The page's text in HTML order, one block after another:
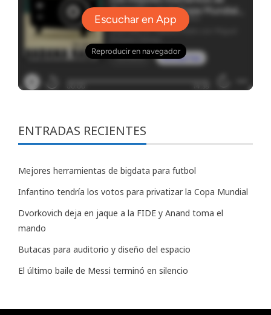
ENTRADAS RECIENTES
Mejores herramientas de bigdata para futbol
Infantino tendría los votos para privatizar la Copa Mundial
Dvorkovich deja en jaque a la FIDE y Anand toma el
mando
Butacas para auditorio y diseño del espacio
El último baile de Messi terminó en silencio